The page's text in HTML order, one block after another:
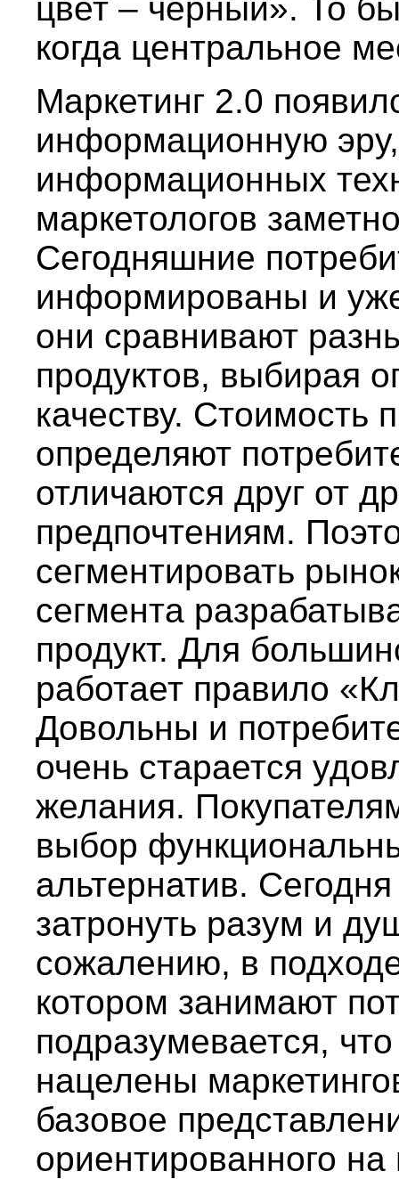
цвет – черный». То
когда центральное
Маркетинг 2.0
информационную
информационных
маркетологов
Сегодняшние
информированы и
они сравнивают
продуктов, выбирая
качеству. Стоимость
определяют
отличаются друг от
предпочтениям.
сегментировать
сегмента
продукт. Для
работает правило
Довольны и
очень старается
желания.
выбор
альтернатив.
затронуть разум и
сожалению, в
котором занимают
подразумевается,
нацелены
базовое
ориентированного на